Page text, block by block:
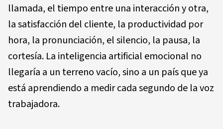
llamada, el tiempo entre una interacción y otra,
la satisfacción del cliente, la productividad por
hora, la pronunciación, el silencio, la pausa, la
cortesía. La inteligencia artificial emocional no
llegaría a un terreno vacío, sino a un país que ya
está aprendiendo a medir cada segundo de la voz
trabajadora.